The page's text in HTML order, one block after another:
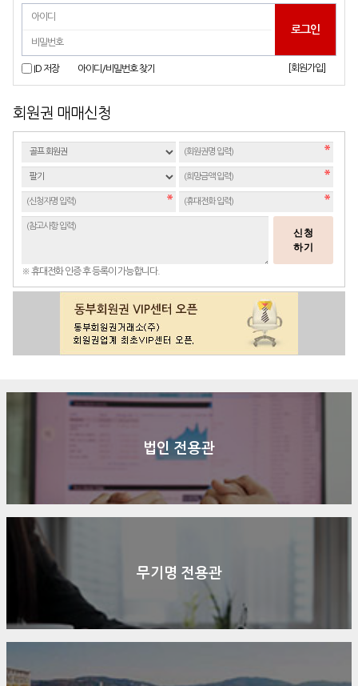
ID 저장 아이디/비밀번호 찾기 [회원가입]
회원권 매매신청
신청
하기
※ 휴대전화 인증 후 등록이 가능합니다.
법인 전용관
무기명 전용관